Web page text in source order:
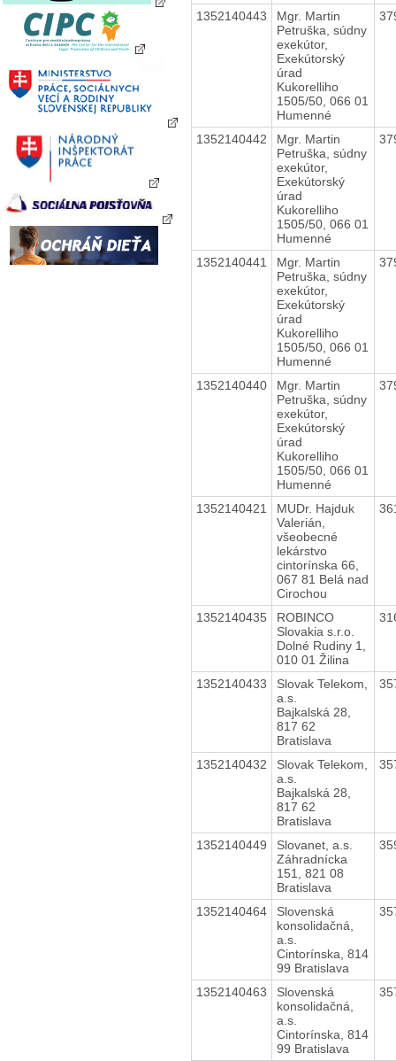
1352140443
Mgr. Martin
Petruška, súdny
exekútor,
Exekútorský
úrad
Kukorelliho
1505/50, 066 01
Humenné
1352140442
Mgr. Martin
Petruška, súdny
exekútor,
Exekútorský
úrad
Kukorelliho
1505/50, 066 01
Humenné
1352140441
Mgr. Martin
Petruška, súdny
exekútor,
Exekútorský
úrad
Kukorelliho
1505/50, 066 01
Humenné
1352140440
Mgr. Martin
Petruška, súdny
exekútor,
Exekútorský
úrad
Kukorelliho
1505/50, 066 01
Humenné
1352140421
MUDr. Hajduk
Valerián,
všeobecné
lekárstvo
cintorínska 66,
067 81 Belá nad
Cirochou
1352140435
ROBINCO
Slovakia s.r.o.
Dolné Rudiny 1,
010 01 Žilina
1352140433
Slovak Telekom,
a.s.
Bajkalská 28,
817 62
Bratislava
1352140432
Slovak Telekom,
a.s.
Bajkalská 28,
817 62
Bratislava
1352140449
Slovanet, a.s.
Záhradnícka
151, 821 08
Bratislava
1352140464
Slovenská
konsolidačná,
a.s.
Cintorínska, 814
99 Bratislava
1352140463
Slovenská
konsolidačná,
a.s.
Cintorínska, 814
99 Bratislava